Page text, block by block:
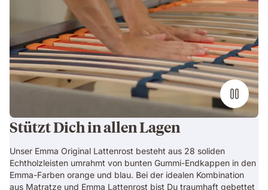
Stützt Dich in allen Lagen
Unser Emma Original Lattenrost besteht aus 28 soliden
Echtholzleisten umrahmt von bunten Gummi-Endkappen in den
Emma-Farben orange und blau. Bei der idealen Kombination
aus Matratze und Emma Lattenrost bist Du traumhaft gebettet